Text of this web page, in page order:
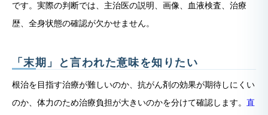
です。実際の判断では、主治医の説明、画像、血液検査、治療
歴、全身状態の確認が欠かせません。
「末期」と言われた意味を知りたい
根治を目指す治療が難しいのか、抗がん剤の効果が期待しにくい
のか、体力のため治療負担が大きいのかを分けて確認します。 直